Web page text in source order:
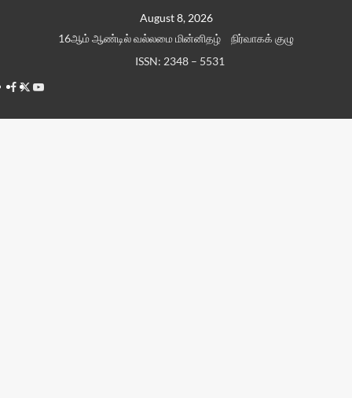
August 8, 2026
16ஆம் ஆண்டில் வல்லமை மின்னிதழ்
நிர்வாகக் குழு
ISSN: 2348 – 5531
Facebook
TwitterYoutube